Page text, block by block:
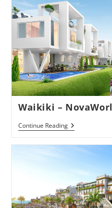
Waikiki –
Continue ReadingWaikiki
–
Phan